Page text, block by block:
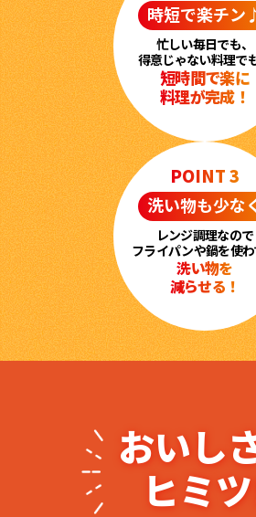
だし粉
商品情報一覧
おすすめサイト
新鮮一番
氷熟®︎
時短で楽チン
忙しい毎日でも、
得意じゃない料理でも
短時間で楽に
料理が完成！
POINT 3
洗い物も少な
レンジ調理なので
フライパンや鍋を使わ
洗い物を
減らせる！
おいし
ヒミ